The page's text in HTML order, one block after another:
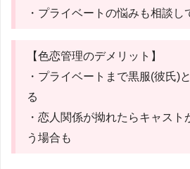
・プライベートの悩みも相談し
【色恋管理のデメリット】
・プライベートまで黒服(彼氏)
る
・恋人関係が拗れたらキャスト
う場合も